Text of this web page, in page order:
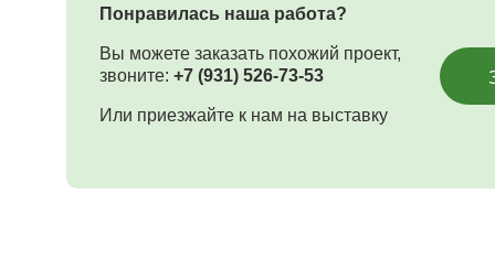
Понравилась наша работа?
Вы можете заказать похожий проект,
звоните: +7 (931) 526-73-53
Или приезжайте к нам на выставку